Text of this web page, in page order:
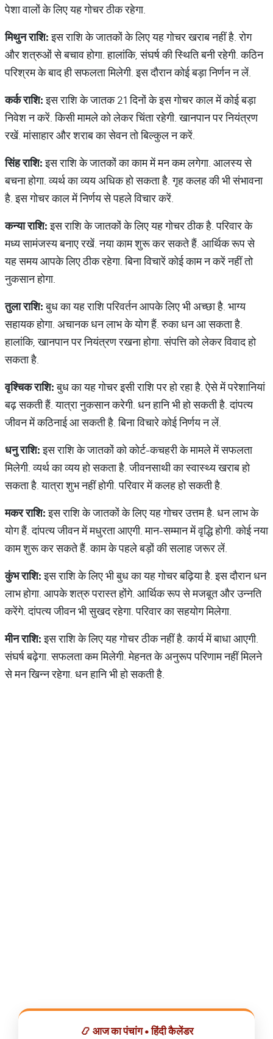
पेशा वालों के लिए यह गोचर ठीक रहेगा.
मिथुनराशि:इस राशि के जातकों के लिए यह गोचर खराब नहीं है. रोग
और शत्रुओं से बचाव होगा. हालांकि, संघर्ष की स्थिति बनी रहेगी. कठिन
परिश्रम के बाद ही सफलता मिलेगी. इस दौरान कोई बड़ा निर्णन न लें.
कर्कराशि:इस राशि के जातक 21 दिनों के इस गोचर काल में कोई बड़ा
निवेश न करें. किसी मामले को लेकर चिंता रहेगी. खानपान पर नियंत्रण
रखें. मांसाहार और शराब का सेवन तो बिल्कुल न करें.
सिंहराशि:इस राशि के जातकों का काम में मन कम लगेगा. आलस्य से
बचना होगा. व्यर्थ का व्यय अधिक हो सकता है. गृह कलह की भी संभावना
है. इस गोचर काल में निर्णय से पहले विचार करें.
कन्याराशि:इस राशि के जातकों के लिए यह गोचर ठीक है. परिवार के
मध्य सामंजस्य बनाए रखें. नया काम शुरू कर सकते हैं. आर्थिक रूप से
यह समय आपके लिए ठीक रहेगा. बिना विचारें कोई काम न करें नहीं तो
नुकसान होगा.
तुलाराशि:बुध का यह राशि परिवर्तन आपके लिए भी अच्छा है. भाग्य
सहायक होगा. अचानक धन लाभ के योग हैं. रुका धन आ सकता है.
हालांकि, खानपान पर नियंत्रण रखना होगा. संपत्ति को लेकर विवाद हो
सकता है.
वृश्चिकराशि:बुध का यह गोचर इसी राशि पर हो रहा है. ऐसे में परेशानियां
बढ़ सकती हैं. यात्रा नुकसान करेगी. धन हानि भी हो सकती है. दांपत्य
जीवन में कठिनाई आ सकती है. बिना विचारे कोई निर्णय न लें.
धनुराशि:इस राशि के जातकों को कोर्ट-कचहरी के मामले में सफलता
मिलेगी. व्यर्थ का व्यय हो सकता है. जीवनसाथी का स्वास्थ्य खराब हो
सकता है. यात्रा शुभ नहीं होगी. परिवार में कलह हो सकती है.
मकरराशि:इस राशि के जातकों के लिए यह गोचर उत्तम है. धन लाभ के
योग हैं. दांपत्य जीवन में मधुरता आएगी. मान-सम्मान में वृद्धि होगी. कोई नया
काम शुरू कर सकते हैं. काम के पहले बड़ों की सलाह जरूर लें.
कुंभराशि:इस राशि के लिए भी बुध का यह गोचर बढ़िया है. इस दौरान धन
लाभ होगा. आपके शत्रु परास्त होंगे. आर्थिक रूप से मजबूत और उन्नति
करेंगे. दांपत्य जीवन भी सुखद रहेगा. परिवार का सहयोग मिलेगा.
मीनराशि:इस राशि के लिए यह गोचर ठीक नहीं है. कार्य में बाधा आएगी.
संघर्ष बढ़ेगा. सफलता कम मिलेगी. मेहनत के अनुरूप परिणाम नहीं मिलने
से मन खिन्न रहेगा. धन हानि भी हो सकती है.
📿 आज का पंचांग • हिंदी कैलेंडर